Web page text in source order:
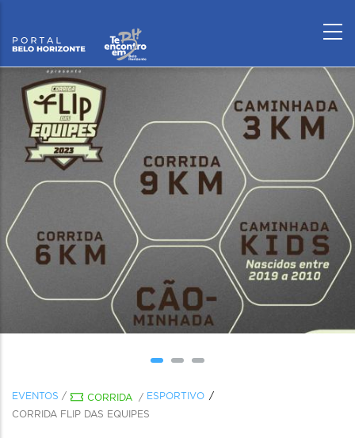
EVENTOS / CORRIDA / ESPORTIVO
CORRIDA FLIP DAS EQUIPES